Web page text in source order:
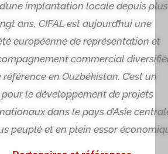
implantation locale depuis plus
ans, CIFAL est aujourd’hui une
européenne de représentation et
commercial
référence en Ouzbékistan. C’est un
le développement de projets
dans le pays d’Asie
peuplé et en plein essor